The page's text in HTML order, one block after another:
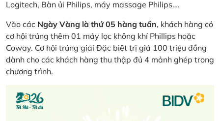
Logitech, Bàn ủi Philips, máy massage Philips….
Vào các Ngày Vàng là thứ 05 hàng tuần, khách hàng có
cơ hội trúng thêm 01 máy lọc không khí Phillips hoặc
Coway. Cơ hội trúng giải Đặc biệt trị giá 100 triệu đồng
dành cho các khách hàng thu thập đủ 4 mảnh ghép trong
chương trình.